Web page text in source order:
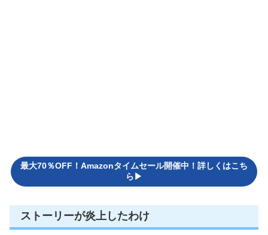
最大70％OFF！Amazonタイムセール開催中！詳しくはこち
ら▶
ストーリーが炎上したわけ